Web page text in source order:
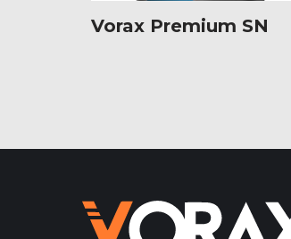
Vorax Premium SN